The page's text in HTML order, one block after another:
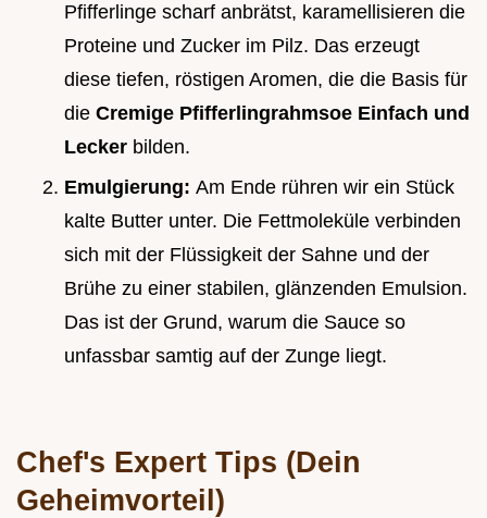
Pfifferlinge scharf anbrätst, karamellisieren die
Proteine und Zucker im Pilz. Das erzeugt
diese tiefen, röstigen Aromen, die die Basis für
die Cremige Pfifferlingrahmsoe Einfach und
Lecker bilden.
Emulgierung: Am Ende rühren wir ein Stück
kalte Butter unter. Die Fettmoleküle verbinden
sich mit der Flüssigkeit der Sahne und der
Brühe zu einer stabilen, glänzenden Emulsion.
Das ist der Grund, warum die Sauce so
unfassbar samtig auf der Zunge liegt.
Chef's Expert Tips (Dein
Geheimvorteil)